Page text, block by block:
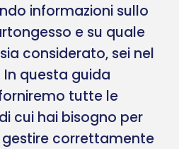
informazioni sullo
e su quale
considerato, sei nel
questa guida
tutte le
cui hai bisogno per
correttamente